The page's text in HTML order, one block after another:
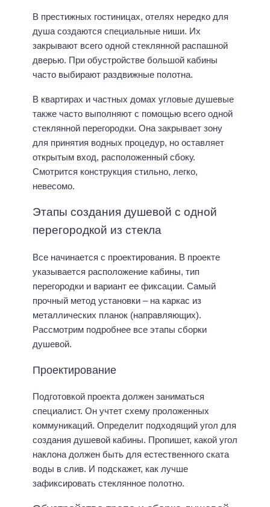
В престижных гостиницах, отелях нередко для
душа создаются специальные ниши. Их
закрывают всего одной стеклянной распашной
дверью. При обустройстве большой кабины
часто выбирают раздвижные полотна.
В квартирах и частных домах угловые душевые
также часто выполняют с помощью всего одной
стеклянной перегородки. Она закрывает зону
для принятия водных процедур, но оставляет
открытым вход, расположенный сбоку.
Смотрится конструкция стильно, легко,
невесомо.
Этапы создания душевой с одной
перегородкой из стекла
Все начинается с проектирования. В проекте
указывается расположение кабины, тип
перегородки и вариант ее фиксации. Самый
прочный метод установки – на каркас из
металлических планок (направляющих).
Рассмотрим подробнее все этапы сборки
душевой.
Проектирование
Подготовкой проекта должен заниматься
специалист. Он учтет схему проложенных
коммуникаций. Определит подходящий угол для
создания душевой кабины. Пропишет, какой угол
наклона должен быть для естественного ската
воды в слив. И подскажет, как лучше
зафиксировать стеклянное полотно.